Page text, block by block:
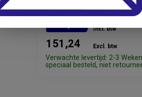
Incl. btw
151,24 Excl. btw
Verwachte levertijd: 2-3
speciaal besteld, niet